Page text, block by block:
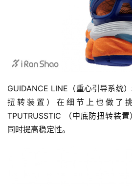
GUIDANCE LINE（重心引导系统
扭转装置）在细节上也做了
TPUTRUSSTIC （中底防扭转装
同时提高稳定性。